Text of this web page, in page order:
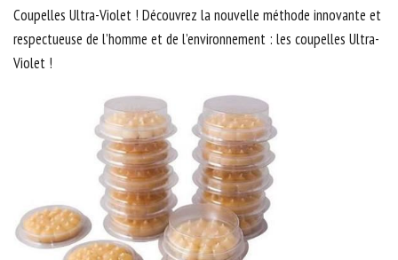
Coupelles Ultra-Violet ! Découvrez la nouvelle méthode innovante et
respectueuse de l’homme et de l’environnement : les coupelles Ultra-
Violet !